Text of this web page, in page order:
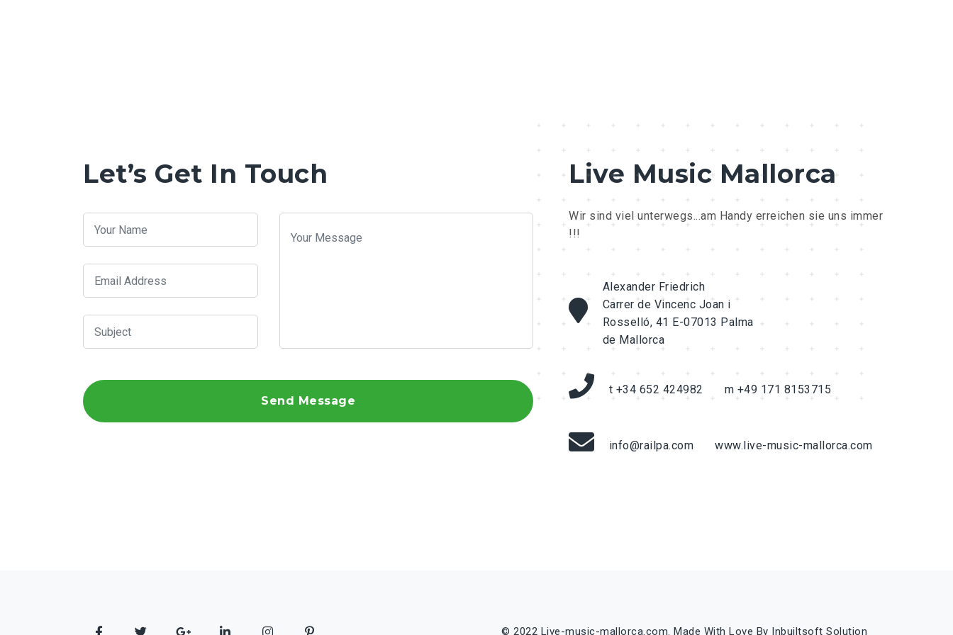
Live Music Mallorca
Wir sind viel unterwegs...am Handy erreichen sie uns immer
!!!
Alexander Friedrich
Carrer de Vincenc Joan i
Rosselló, 41 E-07013 Palma
de Mallorca
t +34 652 424982 m +49 171 8153715
info@railpa.com www.live-music-mallorca.com
Let’s Get In Touch
Send Message
© 2022 Live-music-mallorca.com. Made With Love By Inbuiltsoft Solution